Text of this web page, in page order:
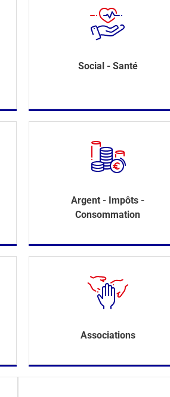
Social - Santé
Argent - Impôts -
Consommation
Associations